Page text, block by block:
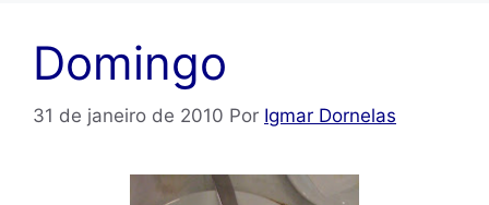
Domingo
31 de janeiro de 2010 Por Igmar Dornelas